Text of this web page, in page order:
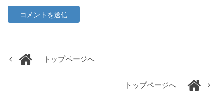
トップページへ
トップページへ